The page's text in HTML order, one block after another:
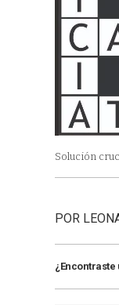
Solución
POR
¿Encontraste